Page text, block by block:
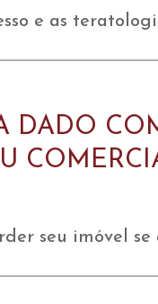
e as
DADO
seu imóvel